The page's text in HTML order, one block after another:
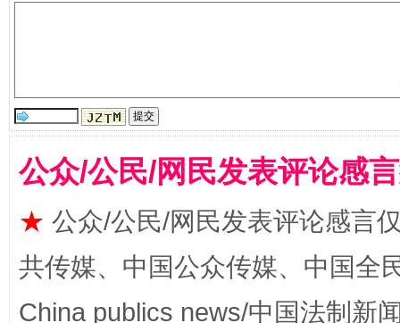
揭批美国五大"原罪" "炒
公众/公民/网民发表评论感
★ 公众/公民/网民发表评论感言
共传媒、中国公众传媒、中国全
China publics news/中国法制新